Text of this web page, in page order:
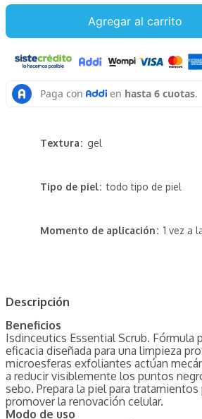
Agregar al carrito
Tipo de piel todo tipo de piel
Textura gel
Momento de aplicación 1 vez a
Descripción
Beneficios
Isdinceutics Essential Scrub. Fórmula
eficacia diseñada para una limpieza
microesferas exfoliantes actúan
a reducir visiblemente los puntos
sebo. Prepara la piel para
promover la renovación celular.
Modo de uso